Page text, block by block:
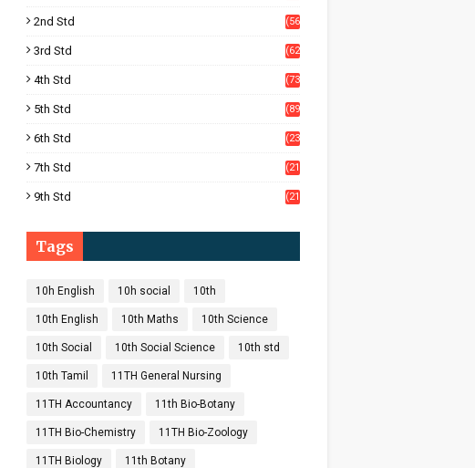
2nd Std
(56
3rd Std
(62
4th Std
(73
5th Std
(89
6th Std
(23
7th Std
(21
9th Std
(21
Tags
10h English 10h social 10th
10th English 10th Maths 10th Science
10th Social 10th Social Science 10th std
10th Tamil 11TH General Nursing
11TH Accountancy 11th Bio-Botany
11TH Bio-Chemistry 11TH Bio-Zoology
11TH Biology 11th Botany